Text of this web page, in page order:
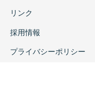
リンク
採用情報
プライバシーポリシー